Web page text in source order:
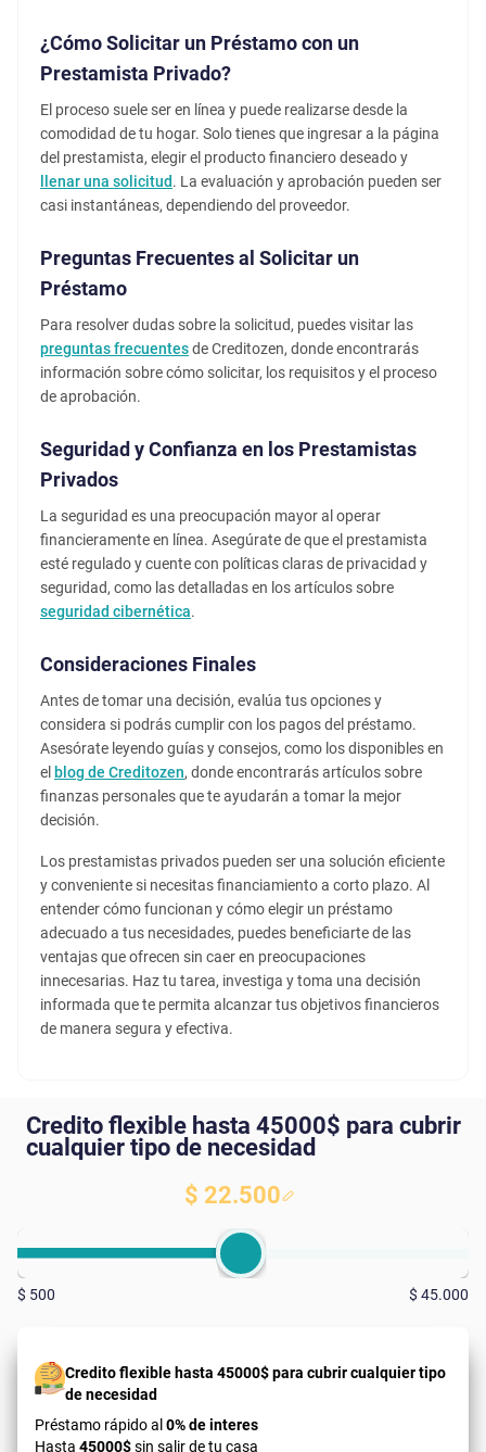
¿Cómo Solicitar un Préstamo con un
Prestamista Privado?
El proceso suele ser en línea y puede realizarse desde la
comodidad de tu hogar. Solo tienes que ingresar a la página
del prestamista, elegir el producto financiero deseado y
llenar una solicitud. La evaluación y aprobación pueden ser
casi instantáneas, dependiendo del proveedor.
Preguntas Frecuentes al Solicitar un
Préstamo
Para resolver dudas sobre la solicitud, puedes visitar las
preguntas frecuentesde Creditozen, donde encontrarás
información sobre cómo solicitar, los requisitos y el proceso
de aprobación.
Seguridad y Confianza en los Prestamistas
Privados
La seguridad es una preocupación mayor al operar
financieramente en línea. Asegúrate de que el prestamista
esté regulado y cuente con políticas claras de privacidad y
seguridad, como las detalladas en los artículos sobre
seguridad cibernética.
Consideraciones Finales
Antes de tomar una decisión, evalúa tus opciones y
considera si podrás cumplir con los pagos del préstamo.
Asesórate leyendo guías y consejos, como los disponibles en
el blog de Creditozen, donde encontrarás artículos sobre
finanzas personales que te ayudarán a tomar la mejor
decisión.
Los prestamistas privados pueden ser una solución eficiente
y conveniente si necesitas financiamiento a corto plazo. Al
entender cómo funcionan y cómo elegir un préstamo
adecuado a tus necesidades, puedes beneficiarte de las
ventajas que ofrecen sin caer en preocupaciones
innecesarias. Haz tu tarea, investiga y toma una decisión
informada que te permita alcanzar tus objetivos financieros
de manera segura y efectiva.
Credito flexible hasta 45000$ para cubrir
cualquier tipo de necesidad
$ 22.500
$ 500 $ 45.000
Credito flexible hasta 45000$ para cubrir cualquier tipo
de necesidad
Préstamo rápido al0% de interes
Hasta 45000$sin salir de tu casa